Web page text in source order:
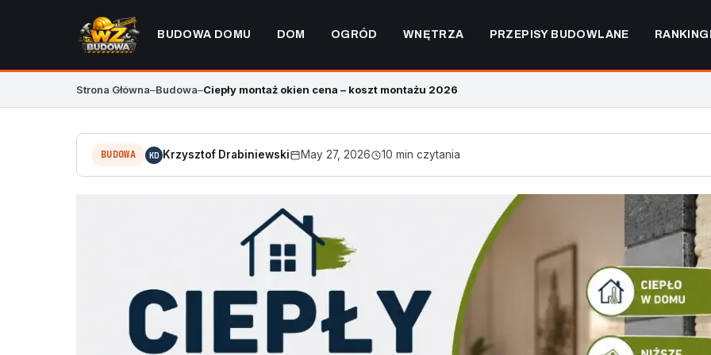
BUDOWA DOMU DOM OGRÓD WNĘTRZA PRZEPISY BUDOWLANE
Strona Główna–Budowa–Ciepły montaż okien cena – koszt montażu 2026
BUDOWA KD Krzysztof Drabiniewski May 27, 2026 10 min czytania